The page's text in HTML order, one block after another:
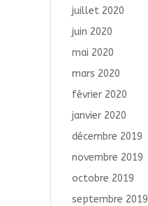
juillet 2020
juin 2020
mai 2020
mars 2020
février 2020
janvier 2020
décembre 2019
novembre 2019
octobre 2019
septembre 2019